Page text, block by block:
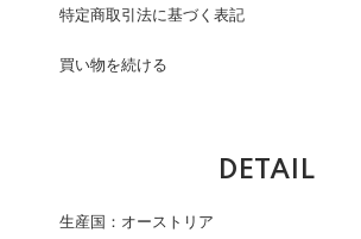
特定商取引法に基づく表記
買い物を続ける
DETAIL
生産国：オーストリア